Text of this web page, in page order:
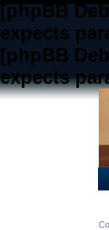
[phpBB
expects
[phpBB
expects